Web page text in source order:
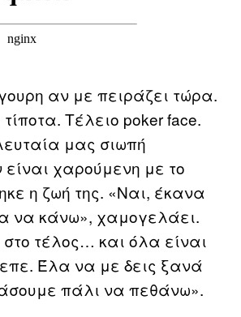
αν με πειράζει τώρα.
Τέλειο poker face.
μας σιωπή
χαρούμενη με το
η ζωή της. «Ναι, έκανα
να κάνω», χαμογελάει.
τέλος… και όλα είναι
Έλα να με δεις ξανά
πάλι να πεθάνω».